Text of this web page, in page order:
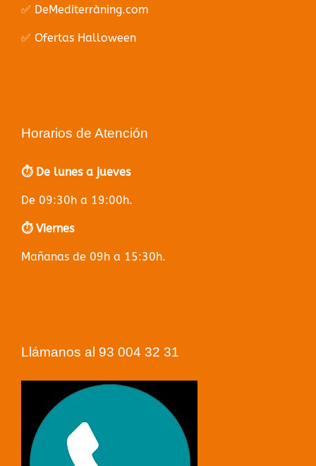
✅ DeMediterràning.com
✅ Ofertas Halloween
Horarios de Atención
⏱️ De lunes a jueves
De 09:30h a 19:00h.
⏱️ Viernes
Mañanas de 09h a 15:30h.
Llámanos al 93 004 32 31